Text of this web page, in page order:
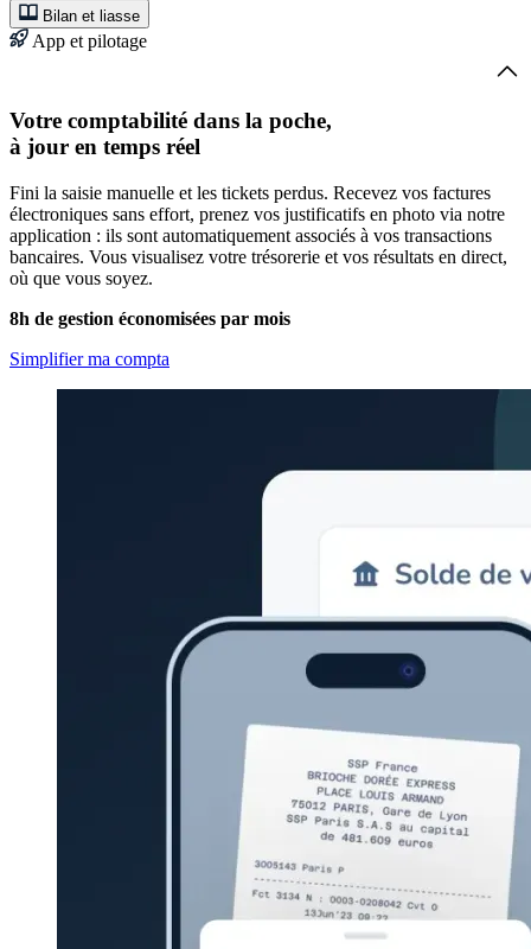
Bilan et liasse
App et pilotage
Votre comptabilité dans la poche,
à jour en temps réel
Fini la saisie manuelle et les tickets perdus. Recevez vos factures
électroniques sans effort, prenez vos justificatifs en photo via notre
application : ils sont automatiquement associés à vos transactions
bancaires. Vous visualisez votre trésorerie et vos résultats en direct,
où que vous soyez.
8h de gestion économisées par mois
Simplifier ma compta